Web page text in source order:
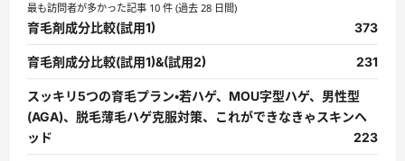
最も訪問者が多かった記事 10 件 (過去 28 日間)
育毛剤成分比較(試用1) 373
育毛剤成分比較(試用1)&(試用2) 231
スッキリ5つの育毛プラン・若ハゲ、MOU字型ハゲ、男性型
(AGA)、脱毛薄毛ハゲ克服対策、これができなきゃスキンヘ
ッド
223